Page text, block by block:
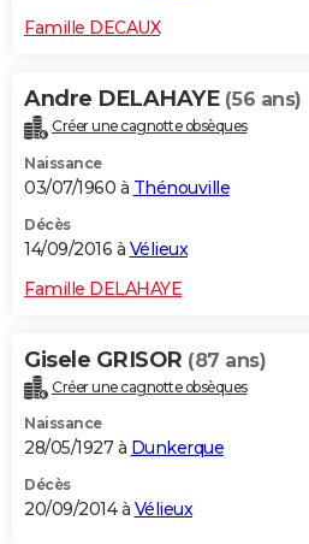
Famille DECAUX
Andre DELAHAYE (56 ans)
Créer une cagnotte obsèques
Naissance
03/07/1960 à Thénouville
Décès
14/09/2016 à Vélieux
Famille DELAHAYE
Gisele GRISOR (87 ans)
Créer une cagnotte obsèques
Naissance
28/05/1927 à Dunkerque
Décès
20/09/2014 à Vélieux